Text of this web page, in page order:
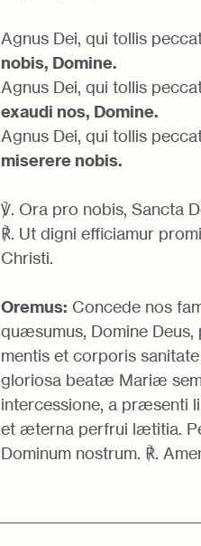
Agnus Dei, qui tollis
nobis, Domine.
Agnus Dei, qui tollis
exaudi nos, Domine.
Agnus Dei, qui tollis
miserere nobis.
℣. Ora pro nobis, Sancta
℟. Ut digni efficiamur
Christi.
Oremus: Concede nos
quæsumus, Domine Deus,
mentis et corporis
gloriosa beatæ Mariæ
intercessione, a præsenti
et æterna perfrui lætitia.
Dominum nostrum. ℟.